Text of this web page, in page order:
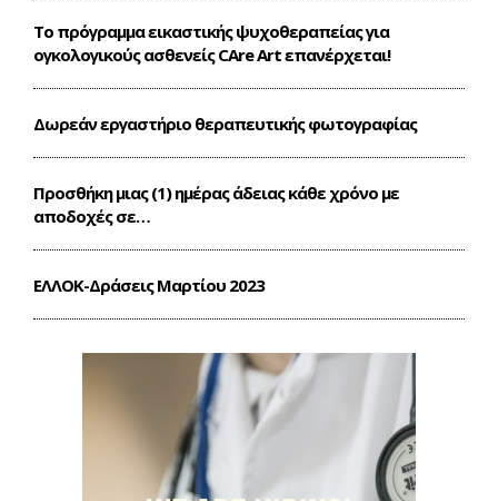
Το πρόγραμμα εικαστικής ψυχοθεραπείας για
ογκολογικούς ασθενείς CΑre Art επανέρχεται!
Δωρεάν εργαστήριο θεραπευτικής φωτογραφίας
Προσθήκη μιας (1) ημέρας άδειας κάθε χρόνο με
αποδοχές σε…
ΕΛΛΟΚ-Δράσεις Mαρτίου 2023